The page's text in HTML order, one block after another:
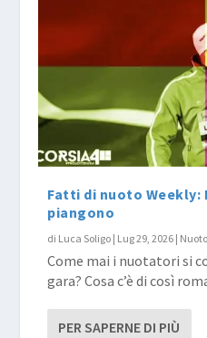
Fatti di nuoto
piangono
di Luca Soligo | Lug 29, 2026 | Nuoto
Come mai i nuotatori si
gara? Cosa c’è di così
PER SAPERNE DI PIÙ